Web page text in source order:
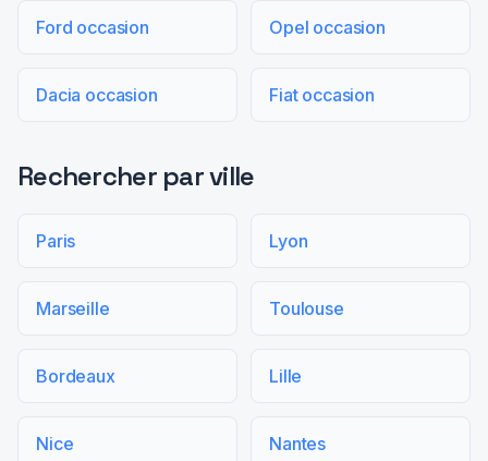
Ford occasion Opel occasion
Dacia occasion Fiat occasion
Rechercher par ville
Paris Lyon
Marseille Toulouse
Bordeaux Lille
Nice Nantes